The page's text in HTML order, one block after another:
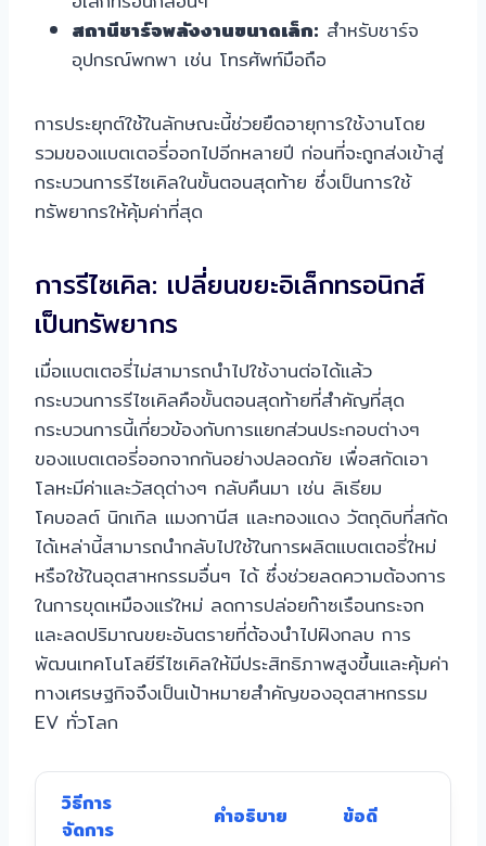
สถานีชาร์จพลังงานขนาดเล็ก: สำหรับชาร์จ
อุปกรณ์พกพา เช่น โทรศัพท์มือถือ
การประยุกต์ใช้ในลักษณะนี้ช่วยยืดอายุการใช้งานโดย
รวมของแบตเตอรี่ออกไปอีกหลายปี ก่อนที่จะถูกส่งเข้าสู่
กระบวนการรีไซเคิลในขั้นตอนสุดท้าย ซึ่งเป็นการใช้
ทรัพยากรให้คุ้มค่าที่สุด
การรีไซเคิล: เปลี่ยนขยะอิเล็กทรอนิกส์
เป็นทรัพยากร
เมื่อแบตเตอรี่ไม่สามารถนำไปใช้งานต่อได้แล้ว
กระบวนการรีไซเคิลคือขั้นตอนสุดท้ายที่สำคัญที่สุด
กระบวนการนี้เกี่ยวข้องกับการแยกส่วนประกอบต่างๆ
ของแบตเตอรี่ออกจากกันอย่างปลอดภัย เพื่อสกัดเอา
โลหะมีค่าและวัสดุต่างๆ กลับคืนมา เช่น ลิเธียม
โคบอลต์ นิกเกิล แมงกานีส และทองแดง วัตถุดิบที่สกัด
ได้เหล่านี้สามารถนำกลับไปใช้ในการผลิตแบตเตอรี่ใหม่
หรือใช้ในอุตสาหกรรมอื่นๆ ได้ ซึ่งช่วยลดความต้องการ
ในการขุดเหมืองแร่ใหม่ ลดการปล่อยก๊าซเรือนกระจก
และลดปริมาณขยะอันตรายที่ต้องนำไปฝังกลบ การ
พัฒนเทคโนโลยีรีไซเคิลให้มีประสิทธิภาพสูงขึ้นและคุ้มค่า
ทางเศรษฐกิจจึงเป็นเป้าหมายสำคัญของอุตสาหกรรม
EV ทั่วโลก
วิธีการ
จัดการ
คำอธิบาย ข้อดี